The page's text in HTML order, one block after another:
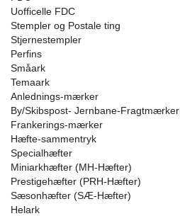
Uofficelle FDC
Stempler og Postale ting
Stjernestempler
Perfins
Småark
Temaark
Anlednings-mærker
By/Skibspost- Jernbane-Fragtmærker
Frankerings-mærker
Hæfte-sammentryk
Specialhæfter
Miniarkhæfter (MH-Hæfter)
Prestigehæfter (PRH-Hæfter)
Sæsonhæfter (SÆ-Hæfter)
Helark